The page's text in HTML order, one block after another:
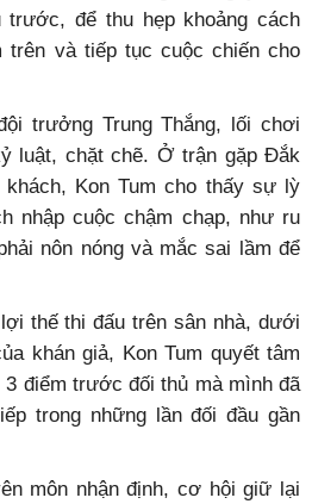
để thu hẹp khoảng cách
trên và tiếp tục cuộc chiến cho
trưởng Trung Thắng, lối chơi
luật, chặt chẽ. Ở trận gặp Đắk
Kon Tum cho thấy sự lỳ
nhập cuộc chậm chạp, như ru
nôn nóng và mắc sai lầm để
thế thi đấu trên sân nhà, dưới
khán giả, Kon Tum quyết tâm
điểm trước đối thủ mà mình đã
trong những lần đối đầu gần
môn nhận định, cơ hội giữ lại